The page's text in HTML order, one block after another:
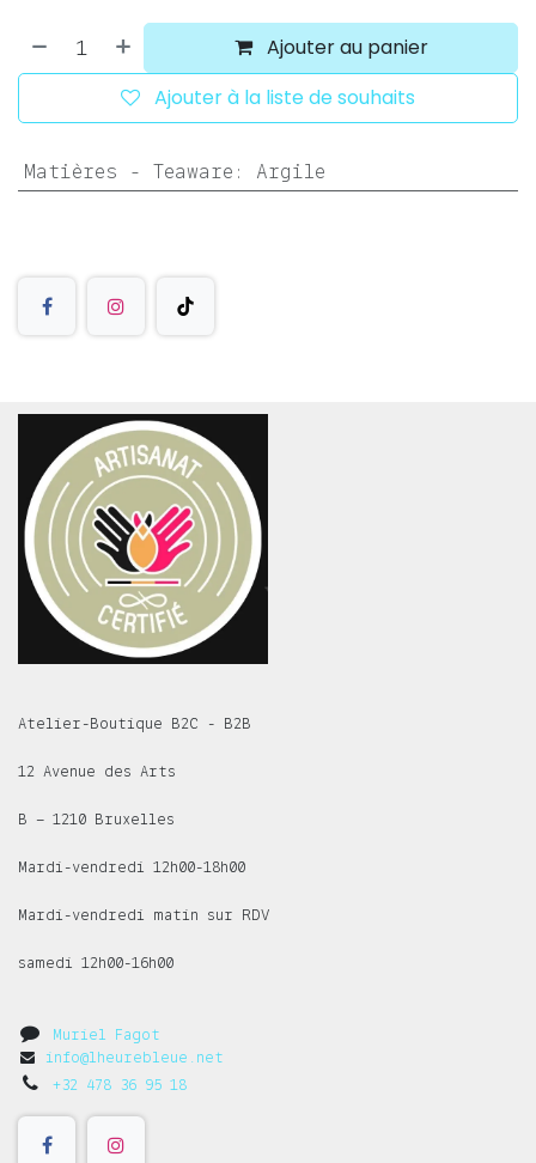
Ajouter au panier
Ajouter à la liste de souhaits
Matières - Teaware : Argile
Atelier-Boutique B2C - B2B
12 Avenue des Arts
B – 1210 Bruxelles
Mardi-vendredi 12h00-18h00
Mardi-vendredi matin sur RDV
samedi 12h00-16h00
Muriel Fagot
info@lheurebleue.net
+32 478 36 95 18